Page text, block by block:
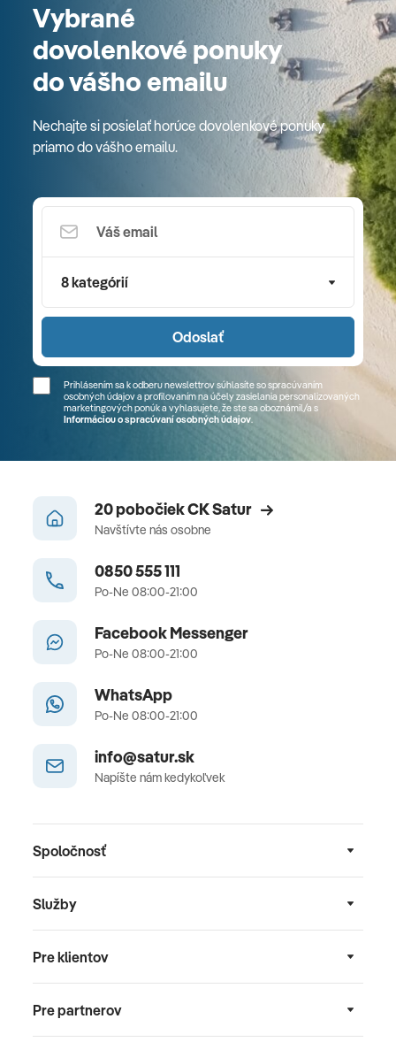
Vybrané
dovolenkové ponuky
do vášho emailu
Nechajte si posielať horúce dovolenkové ponuky
priamo do vášho emailu.
8 kategórií
Odoslať
Prihlásením sa k odberu newslettrov súhlasíte so spracúvaním
osobných údajov a profilovaním na účely zasielania personalizovaných
marketingových ponúk a vyhlasujete, že ste sa oboznámil/a s
Informáciou o spracúvaní osobných údajov.
20 pobočiek CK Satur
Navštívte nás osobne
0850 555 111
Po-Ne 08:00-21:00
Facebook Messenger
Po-Ne 08:00-21:00
WhatsApp
Po-Ne 08:00-21:00
info@satur.sk
Napíšte nám kedykoľvek
Spoločnosť
Služby
Pre klientov
Pre partnerov